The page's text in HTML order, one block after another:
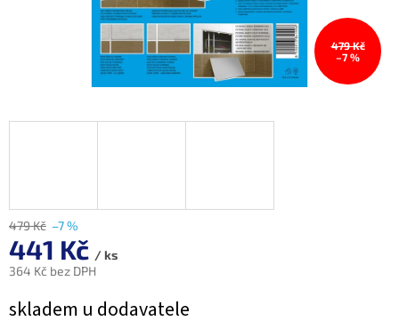
479 Kč
–7 %
479 Kč –7 %
441 Kč / ks
364 Kč bez DPH
cena:
skladem u dodavatele